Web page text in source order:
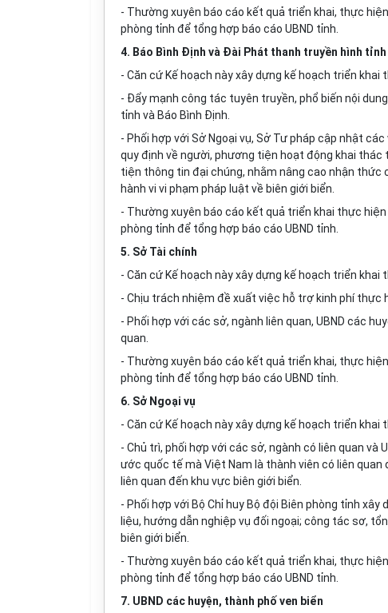
- Thường xuyên báo cáo kết quả triển khai, thực
phòng tỉnh để tổng hợp báo cáo UBND tỉnh
4. Báo Bình Định và Đài Phát thanh truyền hình tỉnh
- Căn cứ Kế hoạch này xây dựng kế hoạch triển khai
- Đẩy mạnh công tác tuyên truyền, phổ biến nội
tỉnh và Báo Bình Định.
- Phối hợp với Sở Ngoại vụ, Sở Tư pháp cập nhật các
quy định về người, phương tiện hoạt động khai thác
tiện thông tin đại chúng, nhằm nâng cao nhận thức
hành vi vi phạm pháp luật về biên giới biển.
- Thường xuyên báo cáo kết quả triển khai thực hiện
phòng tỉnh để tổng hợp báo cáo UBND tỉnh.
5. Sở Tài chính
- Căn cứ Kế hoạch này xây dựng kế hoạch triển khai
- Chịu trách nhiệm đề xuất việc hỗ trợ kinh phí thực
- Phối hợp với các sở, ngành liên quan, UBND các
quan.
- Thường xuyên báo cáo kết quả triển khai, thực
phòng tỉnh để tổng hợp báo cáo UBND tỉnh.
6. Sở Ngoại vụ
- Căn cứ Kế hoạch này xây dựng kế hoạch triển khai
- Chủ trì, phối hợp với các sở, ngành có liên quan
ước quốc tế mà Việt Nam là thành viên có liên quan
liên quan đến khu vực biên giới biển.
- Phối hợp với Bộ Chỉ huy Bộ đội Biên phòng tỉnh xây
liệu, hướng dẫn nghiệp vụ đối ngoại; công tác sơ,
biên giới biển.
- Thường xuyên báo cáo kết quả triển khai, thực
phòng tỉnh để tổng hợp báo cáo UBND tỉnh.
7. UBND các huyện, thành phố ven biển